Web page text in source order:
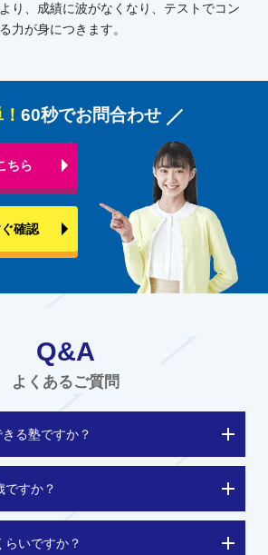
り、成績に波がなくなり、テストでコン
力が身につきます。
60秒でお問合わせ
ちら
確認
Q&A
よくあるご質問
る塾ですか？
ですか？
らいですか？